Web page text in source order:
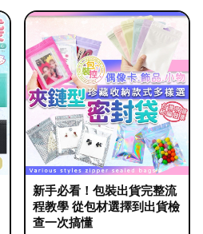
新手必看！包裝出貨完整流
程教學 從包材選擇到出貨檢
查一次搞懂